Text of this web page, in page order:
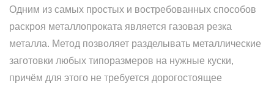
Одним из самых простых и востребованных способов
раскроя металлопроката является газовая резка
металла. Метод позволяет разделывать металлические
заготовки любых типоразмеров на нужные куски,
причём для этого не требуется дорогостоящее